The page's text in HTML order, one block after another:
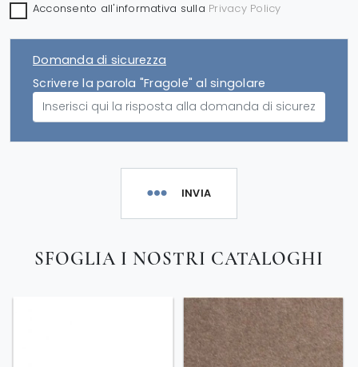
Acconsento all'informativa sulla Privacy Policy
Domanda di sicurezza
Scrivere la parola "Fragole" al singolare
INVIA
SFOGLIA I NOSTRI CATALOGHI